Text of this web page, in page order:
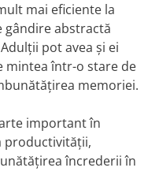
mai eficiente la
abstractă
pot avea și ei
mintea într-o stare de
memoriei.
important în
productivității,
încrederii în